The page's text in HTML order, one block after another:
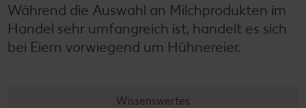
Während die Auswahl an Milchprodukten im
Handel sehr umfangreich ist, handelt es sich
bei Eiern vorwiegend um Hühnereier.
Wissenswertes